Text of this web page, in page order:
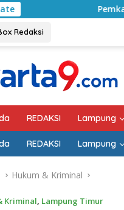
Pemkab Lampung
Redaksi
REDAKSI Lampung
REDAKSI Lampung
Hukum & Kriminal
Kriminal, Lampung Timur